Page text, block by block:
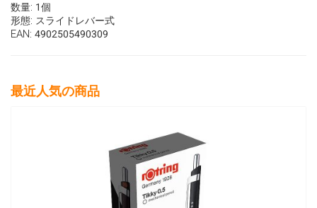
数量: 1個
形態: スライドレバー式
EAN: 4902505490309
最近人気の商品